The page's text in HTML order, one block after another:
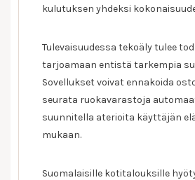
kulutuksen yhdeksi
Tulevaisuudessa tekoäly tulee
tarjoamaan entistä tarkempia
Sovellukset voivat ennakoida
seurata ruokavarastoja
suunnitella aterioita käyttäjän
mukaan.
Suomalaisille kotitalouksille